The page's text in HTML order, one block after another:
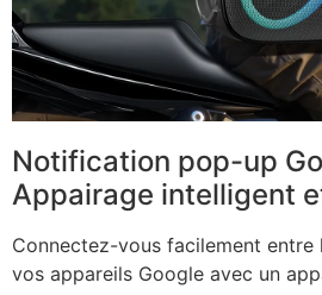
Notification pop-up
Appairage intelligent
Connectez-vous facilement entre
vos appareils Google avec un